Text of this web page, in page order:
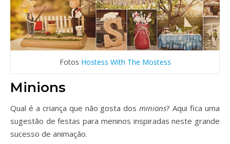
Fotos Hostess With The Mostess
Minions
Qual é a criança que não gosta dosminions? Aqui fica uma
sugestão de festas para meninos inspiradas neste grande
sucesso de animação.